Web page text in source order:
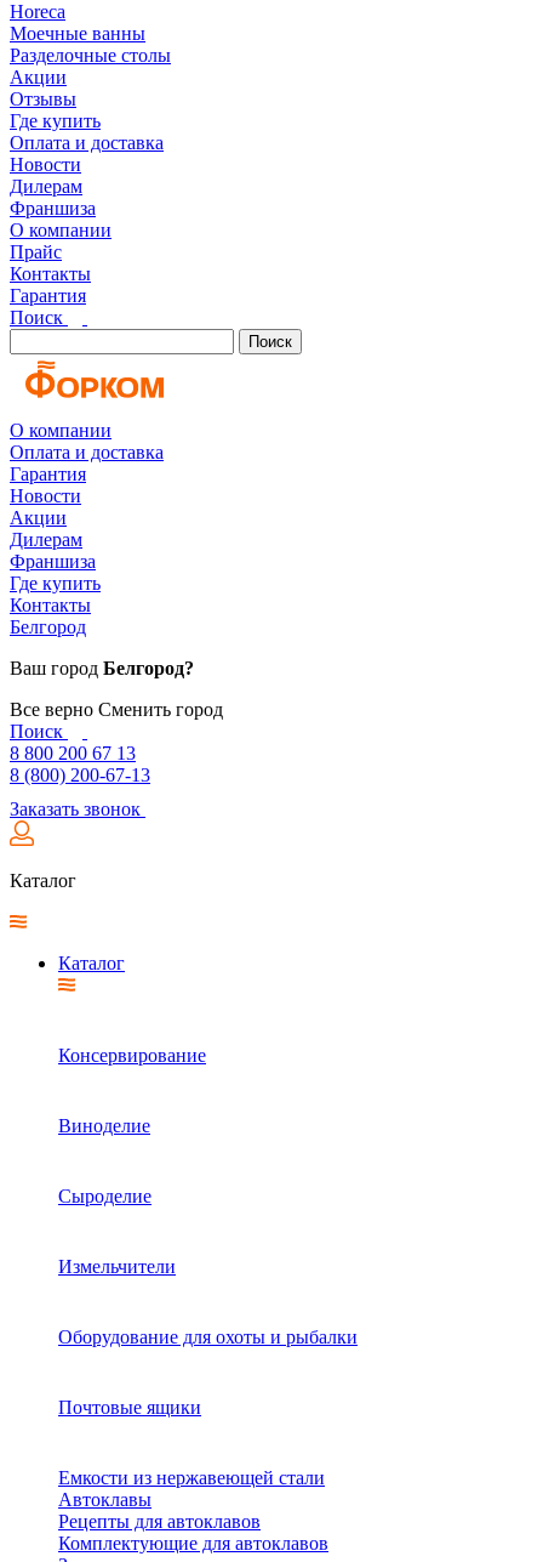
Horeca
Моечные ванны
Разделочные столы
Акции
Отзывы
Где купить
Оплата и доставка
Новости
Дилерам
Франшиза
О компании
Прайс
Контакты
Гарантия
Поиск
Поиск
О компании
Оплата и доставка
Гарантия
Новости
Акции
Дилерам
Франшиза
Где купить
Контакты
Белгород
Ваш город Белгород?
Все верно Сменить город
Поиск
8 800 200 67 13
8 (800) 200-67-13
Заказать звонок
Каталог
Каталог
Консервирование
Виноделие
Сыроделие
Измельчители
Оборудование для охоты и рыбалки
Почтовые ящики
Емкости из нержавеющей стали
Автоклавы
Рецепты для автоклавов
Комплектующие для автоклавов